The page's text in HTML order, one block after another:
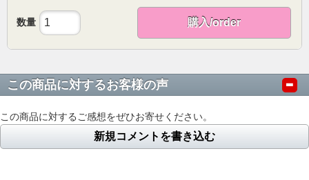
数量 購入/order
この商品に対するお客様の声
この商品に対するご感想をぜひお寄せください。
新規コメントを書き込む